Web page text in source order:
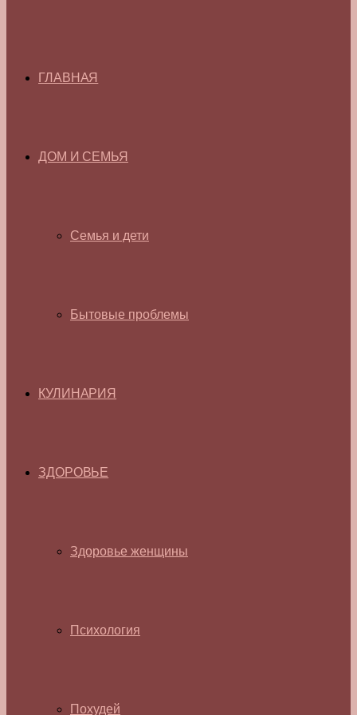
ГЛАВНАЯ
ДОМ И СЕМЬЯ
Семья и дети
Бытовые проблемы
КУЛИНАРИЯ
ЗДОРОВЬЕ
Здоровье женщины
Психология
Похудей